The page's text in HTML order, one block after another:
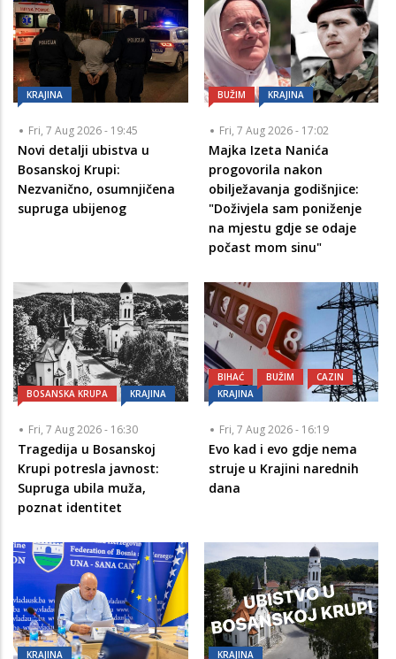
KRAJINA
Fri, 7 Aug 2026 - 19:45
Novi detalji ubistva u
Bosanskoj Krupi:
Nezvanično, osumnjičena
supruga ubijenog
BUŽIM KRAJINA
Fri, 7 Aug 2026 - 17:02
Majka Izeta Nanića
progovorila nakon
obilježavanja godišnjice:
"Doživjela sam poniženje
na mjestu gdje se odaje
počast mom sinu"
BOSANSKA KRUPA KRAJINA
Fri, 7 Aug 2026 - 16:30
Tragedija u Bosanskoj
Krupi potresla javnost:
Supruga ubila muža,
poznat identitet
BIHAĆ BUŽIM
CAZIN
KRAJINA
Fri, 7 Aug 2026 - 16:19
Evo kad i evo gdje nema
struje u Krajini narednih
dana
KRAJINA KRAJINA